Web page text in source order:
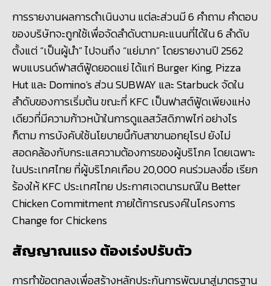
การรายงานผลการดำเนินงาน แต่ละส่วนมี 6 คำถาม คำตอบ
ของบริษัทจะถูกใช้เพื่อจัดลำดับตามคะแนนที่ได้ใน 6 ลำดับ
ตั้งแต่ “เป็นผู้นำ” ไปจนถึง “แย่มาก” โดยรายงานปี 2562
พบแบรนด์ฟาสต์ฟู้ดยอดแย่ ได้แก่Burger King, Pizza
Hut และ Domino's ส่วน SUBWAY และ Starbuck จัดใน
ลำดับของการเริ่มต้น ขณะที่ KFC เป็นฟาสต์ฟู้ดเพียงแห่ง
เดียวที่มีความก้าวหน้าในการดูแลสวัสดิภาพไก่ อย่างไร
ก็ตาม การบังคับใช้นโยบายนี้กับสาขานอกยุโรป ยังไม่
สอดคล้องกับกระแสความต้องการของผู้บริโภค โดยเฉพาะ
ในประเทศไทย ที่ผู้บริโภคเกือบ 20,000 คนร่วมลงชื่อ เรียก
ร้องให้ KFC ประเทศไทย ประกาศเจตนารมณ์ใน Better
Chicken Commitment ภายใต้การณรงค์ในโครงการ
Change for Chickens
สัญญาณแรง ต้องเร่งปรับตัว
การทำข้อตกลงเพื่อสร้างหลักประกันการพัฒนาสู่มาตรฐาน